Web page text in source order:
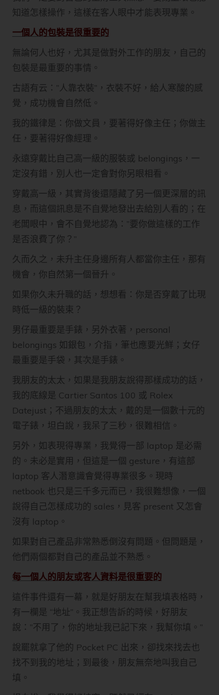
知道怎樣操作，這樣在客人眼中才能表現專業。
一個人的包裝是很重要的
無論何人也好，尤其是做對外工作的朋友，自己的
包裝是最重要的事情。
古語有云：”人靠衣裝”，衣裝不好，給人寒酸的感
覺，成功機會自然低。
我的鐵律是：你做文員，要著得好像主任；你做主
任，要著得好像經理。
永遠穿戴比自己高一級的服裝或 belongings，一
定沒有錯，別人也一定會對你另眼相看。
穿戴高一級，其實背後還隱藏了另一個更深層的訊
息，而這個訊息是不自覺地發出去給別人看的；在
老闆眼中，會不自覺地認為：”要你做這樣的工作
是否浪費了你？”
久而久之，未升主任身邊所有人都當你主任，那有
機會，你自然第一個晉升。
如果你久未升職的話，想想看：你是否穿戴了比現
時低一級的裝束？
男仔最重要是手錶，另外衣著，personal
belongings 如銀包，介指，筆也應要光鮮；女仔
最重要是手袋，其次是手錶。
我朋友的太太，如果是我朋友說得那樣成功的話，
我的底線是 Cartier Santos 100 或 Rolex
Datejust；不過朋友的太太，戴的是一個數十元的
電子錶，坦白說，我呆了三秒，很難相信。
另外，如表現得專業，我覺得一部 laptop 是必需
的。未必是實用，但這是一個 gesture，有這部
laptop 客人潛意識會覺得專業很多。現時
netbook 也只是三千多元而已，我很難想像，一個
說得自己怎樣成功的 sales，見客 present 又怎會
沒有 laptop。
如果對自己產品非常熟悉倒沒有問題。但問題是，
他們兩個都對自己的產品並不熟悉。
每一個人的朋友或客人資料是很重要的
這件事件還有一幕，就是好朋友在幫我填表格時，
有一欄是 “地址”。我正想告訴的時候，好朋友
說：”不用了，你的地址我已記下來，我幫你填。”
說罷就拿了他的 Pocket PC 出來，卻找來找去也
找不到我的地址；到最後，朋友無奈地叫我自己
填。